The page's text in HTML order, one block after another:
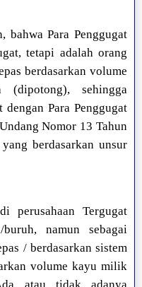
bahwa Para Penggugat
tetapi adalah orang
berdasarkan volume
sehingga
Para Penggugat
Nomor 13 Tahun
berdasarkan unsur
perusahaan Tergugat
namun sebagai
/ berdasarkan sistem
volume kayu milik